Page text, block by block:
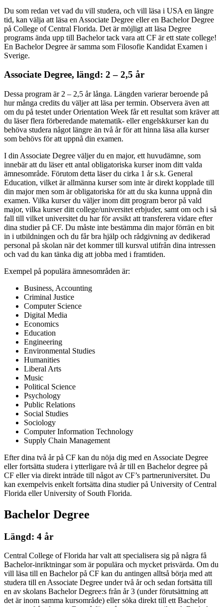
Du som redan vet vad du vill studera, och vill läsa i USA en längre
tid, kan välja att läsa en Associate Degree eller en Bachelor Degree
på College of Central Florida. Det är möjligt att läsa Degree
programs ända upp till Bachelor tack vara att CF är ett state college!
En Bachelor Degree är samma som Filosofie Kandidat Examen i
Sverige.
Associate Degree, längd: 2 – 2,5 år
Dessa program är 2 – 2,5 år långa. Längden varierar beroende på
hur många credits du väljer att läsa per termin. Observera även att
om du på testet under Orientation Week får ett resultat som kräver att
du läser flera förberedande matematik- eller engelskkurser kan du
behöva studera något längre än två år för att hinna läsa alla kurser
som behövs för att uppnå din examen.
I din Associate Degree väljer du en major, ett huvudämne, som
innebär att du läser ett antal obligatoriska kurser inom ditt valda
ämnesområde. Förutom detta läser du cirka 1 år s.k. General
Education, vilket är allmänna kurser som inte är direkt kopplade till
din major men som är obligatoriska för att du ska kunna uppnå din
examen. Vilka kurser du väljer inom ditt program beror på vald
major, vilka kurser ditt college/universitet erbjuder, samt om och i så
fall till vilket universitet du har för avsikt att transferera vidare efter
dina studier på CF. Du måste inte bestämma din major förrän en bit
in i utbildningen och du får bra hjälp och rådgivning av dedikerad
personal på skolan när det kommer till kursval utifrån dina intressen
och vad du kan tänka dig att jobba med i framtiden.
Exempel på populära ämnesområden är:
Business, Accounting
Criminal Justice
Computer Science
Digital Media
Economics
Education
Engineering
Environmental Studies
Humanities
Liberal Arts
Music
Political Science
Psychology
Public Relations
Social Studies
Sociology
Computer Information Technology
Supply Chain Management
Efter dina två år på CF kan du nöja dig med en Associate Degree
eller fortsätta studera i ytterligare två år till en Bachelor degree på
CF eller via direkt inträde till något av CF’s partneruniversitet. Du
kan exempelvis enkelt fortsätta dina studier på University of Central
Florida eller University of South Florida.
Bachelor Degree
Längd: 4 år
Central College of Florida har valt att specialisera sig på några få
Bachelor-inriktningar som är populära och mycket prisvärda. Om du
vill läsa till en Bachelor på CF kan du antingen alltså börja med att
studera till en Associate Degree under två år och sedan fortsätta till
en av skolans Bachelor Degree:s från år 3 (under förutsättning att
det är inom samma kursområde) eller söka direkt till ett Bachelor